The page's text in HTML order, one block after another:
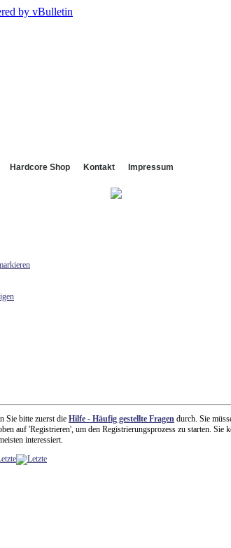
Hardcore Shop Kontakt Impressum
Sie bitte zuerst die Hilfe - Häufig gestellte Fragen durch. Sie
auf 'Registrieren', um den Registrierungsprozess zu starten. Sie
interessiert.